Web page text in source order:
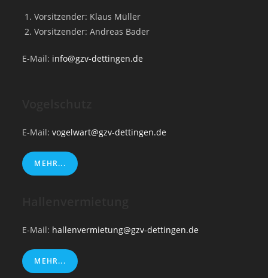
Vorsitzender: Klaus Müller
Vorsitzender: Andreas Bader
E-Mail: info@gzv-dettingen.de
E-Mail:vogelwart@gzv-dettingen.de
MEHR...
E-Mail: hallenvermietung@gzv-dettingen.de
MEHR...